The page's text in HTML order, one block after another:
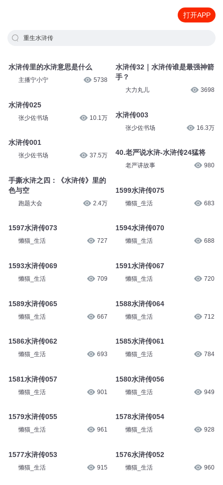
打开APP
重生水浒传
水浒传里的水浒意思是什么
主播宁小宁 5738
水浒传025
张少佐书场 10.1万
水浒传001
张少佐书场 37.5万
手撕水浒之四：《水浒传》里的
色与空
跑题大会 2.4万
1597水浒传073
懒猫_生活 727
1593水浒传069
懒猫_生活 709
1589水浒传065
懒猫_生活 667
1586水浒传062
懒猫_生活 693
1581水浒传057
懒猫_生活 901
1579水浒传055
懒猫_生活 961
1577水浒传053
懒猫_生活 915
水浒传32｜水浒传谁是最强神箭
手？
大力丸儿 3698
水浒传003
张少佐书场 16.3万
40.老严说水浒-水浒传24猛将
老严讲故事 980
1599水浒传075
懒猫_生活 683
1594水浒传070
懒猫_生活 688
1591水浒传067
懒猫_生活 720
1588水浒传064
懒猫_生活 712
1585水浒传061
懒猫_生活 784
1580水浒传056
懒猫_生活 949
1578水浒传054
懒猫_生活 928
1576水浒传052
懒猫_生活 960